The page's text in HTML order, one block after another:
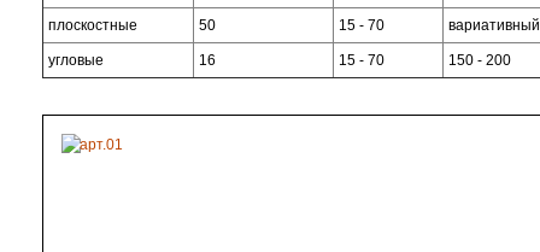
плоскостные 50 15 - 70 вариативный
угловые 16 15 - 70 150 - 200